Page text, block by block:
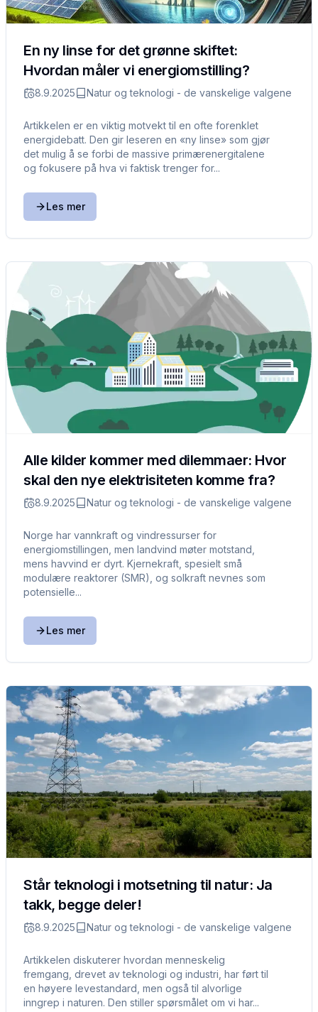
En ny linse for det grønne skiftet:
Hvordan måler vi energiomstilling?
8.9.2025 Natur og teknologi - de vanskelige valgene
Artikkelen er en viktig motvekt til en ofte forenklet
energidebatt. Den gir leseren en «ny linse» som gjør
det mulig å se forbi de massive primærenergitalene
og fokusere på hva vi faktisk trenger for...
Les mer
Alle kilder kommer med dilemmaer: Hvor
skal den nye elektrisiteten komme fra?
8.9.2025 Natur og teknologi - de vanskelige valgene
Norge har vannkraft og vindressurser for
energiomstillingen, men landvind møter motstand,
mens havvind er dyrt. Kjernekraft, spesielt små
modulære reaktorer (SMR), og solkraft nevnes som
potensielle...
Les mer
Står teknologi i motsetning til natur: Ja
takk, begge deler!
8.9.2025 Natur og teknologi - de vanskelige valgene
Artikkelen diskuterer hvordan menneskelig
fremgang, drevet av teknologi og industri, har ført til
en høyere levestandard, men også til alvorlige
inngrep i naturen. Den stiller spørsmålet om vi har...